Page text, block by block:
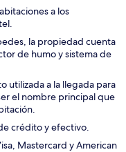
a los
la propiedad cuenta
de humo y sistema de
utilizada a la llegada para
el nombre principal que
crédito y efectivo.
Mastercard y American